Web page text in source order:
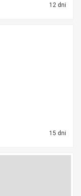
12 dni
15 dni